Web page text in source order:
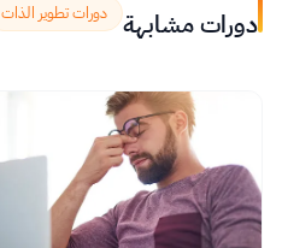
دورات مشابهة دورات تطوير الذات